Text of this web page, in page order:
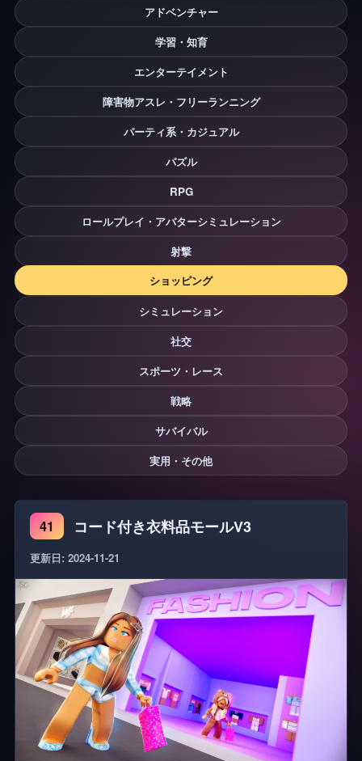
アドベンチャー
学習・知育
エンターテイメント
障害物アスレ・フリーランニング
パーティ系・カジュアル
パズル
RPG
ロールプレイ・アバターシミュレーション
射撃
ショッピング
シミュレーション
社交
スポーツ・レース
戦略
サバイバル
実用・その他
41 コード付き衣料品モールV3
更新日: 2024-11-21